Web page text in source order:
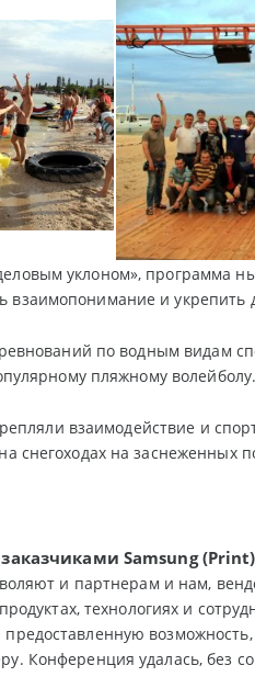
уклоном», программа
и укрепить
по водным видам
пляжному
взаимодействие и
снегоходах на заснеженных
Samsung (Print)
и партнерам и нам,
технологиях и
Конференция удалась, без